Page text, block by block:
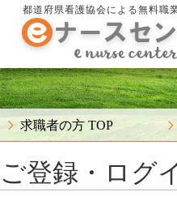
都道府県看護協会による無料職
求職者の方 TOP
ご登録・ログ